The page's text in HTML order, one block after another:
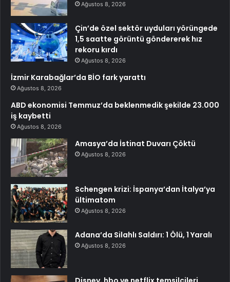
Ağustos 8, 2026
Çin’de özel sektör uyduları yörüngede
1,5 saatte görüntü göndererek hız
rekoru kırdı
Ağustos 8, 2026
İzmir Karabağlar’da BİO fark yarattı
Ağustos 8, 2026
ABD ekonomisi Temmuz’da beklenmedik şekilde 23.000
iş kaybetti
Ağustos 8, 2026
Amasya’da İstinat Duvarı Çöktü
Ağustos 8, 2026
Schengen krizi: İspanya’dan İtalya’ya
ültimatom
Ağustos 8, 2026
Adana’da Silahlı Saldırı: 1 Ölü, 1 Yaralı
Ağustos 8, 2026